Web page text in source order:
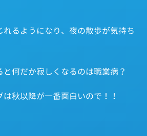
れるようになり、夜の散歩が気持ち
何だか寂しくなるのは職業病？
秋以降が一番面白いので！！